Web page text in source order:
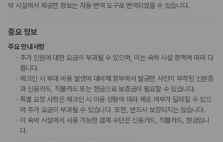
박 시설에서 제공한 정보는 자동 번역 도구로 번역되었을 수 있습니다.
중요 정보
주요 안내사항
추가 인원에 대한 요금이 부과될 수 있으며, 이는 숙박 시설 정책에 따라 다
릅니다.
체크인 시 부대 비용 발생에 대비해 정부에서 발급한 사진이 부착된 신분증
과 신용카드, 직불카드 또는 현금으로 보증금이 필요할 수 있습니다.
특별 요청 사항은 체크인 시 이용 상황에 따라 제공 여부가 달라질 수 있으
며 추가 요금이 부과될 수 있습니다. 또한, 반드시 보장되지는 않습니다.
이 숙박 시설에서 사용 가능한 결제 수단은 신용카드, 직불카드, 현금입니
다.